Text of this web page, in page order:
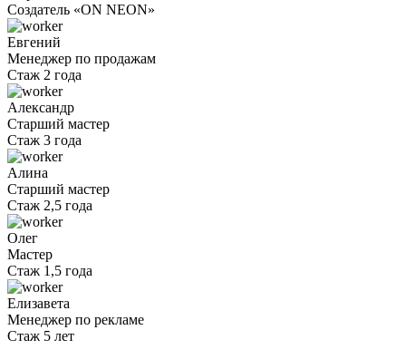
Cоздатель «ON NEON»
Евгений
Менеджер по продажам
Стаж 2 года
Александр
Старший мастер
Стаж 3 года
Алина
Старший мастер
Стаж 2,5 года
Олег
Мастер
Стаж 1,5 года
Елизавета
Менеджер по рекламе
Стаж 5 лет